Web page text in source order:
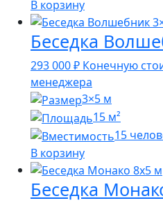
В корзину
Беседка
293 000₽ Конечную
менеджера
3×5 м
15 м²
15
В корзину
Беседка